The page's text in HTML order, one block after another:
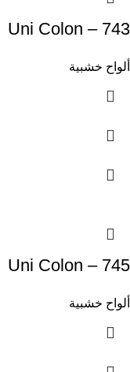
Uni Colon – 743
ألواح خشبية
Uni Colon – 745
ألواح خشبية